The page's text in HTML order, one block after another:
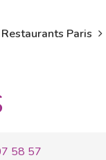
Restaurants Paris
58 57